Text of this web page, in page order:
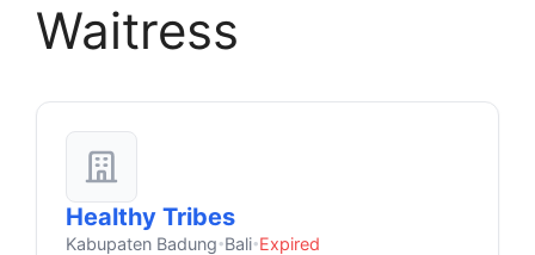
Waitress
Healthy Tribes
Kabupaten Badung•Bali•Expired